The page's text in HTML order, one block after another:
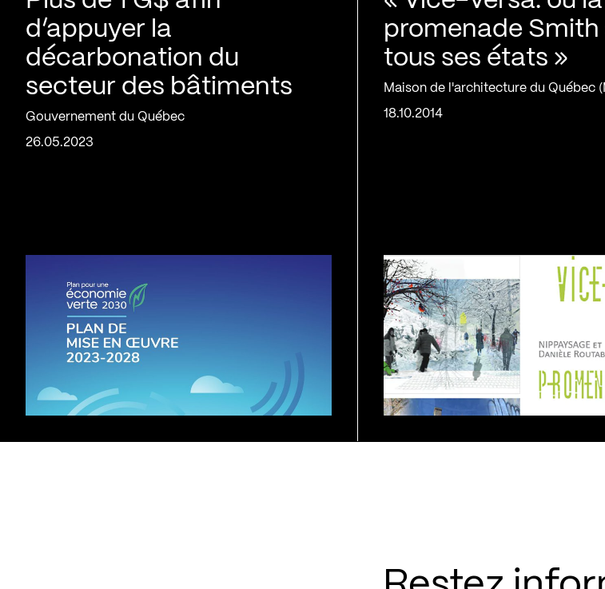
d’appuyer la
décarbonation du
secteur des bâtiments
Gouvernement du Québec
26.05.2023
promenade Smith
tous ses états »
Maison de l'architecture du Québec
18.10.2014